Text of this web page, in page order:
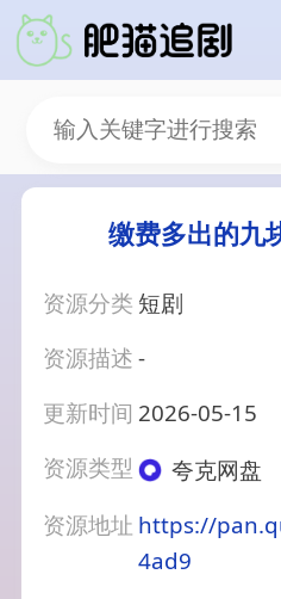
缴费多出的九
资源分类 短剧
资源描述-
更新时间 2026-05-15
资源类型
夸克网盘
资源地址 https://
4ad9